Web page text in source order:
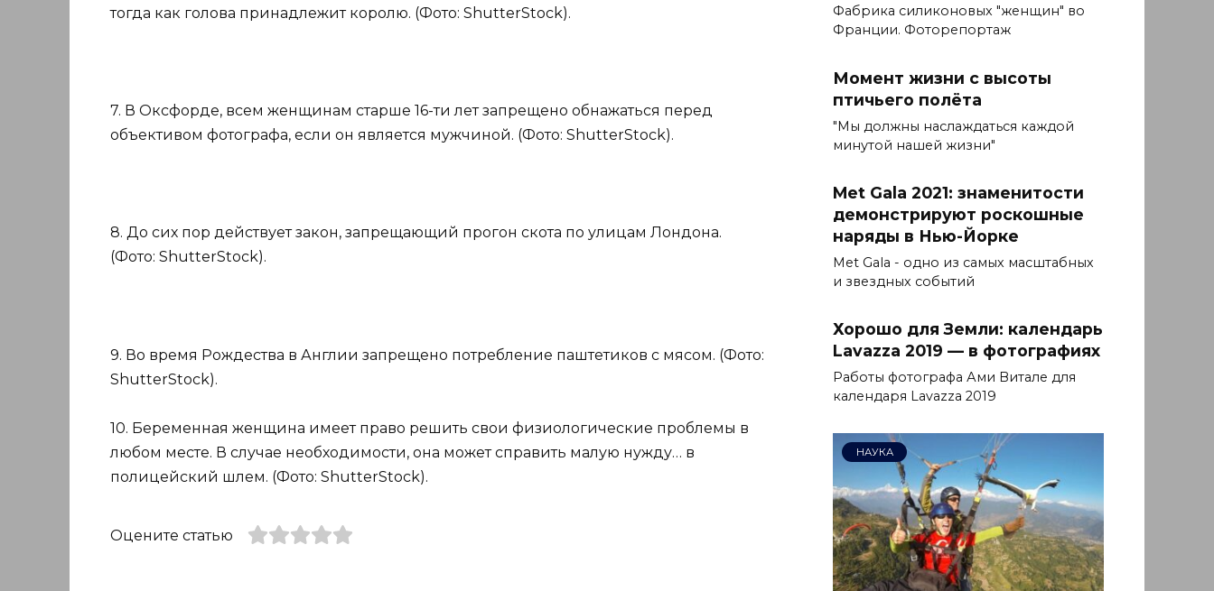
тогда как голова принадлежит королю. (Фото: ShutterStock).
7. В Оксфорде, всем женщинам старше 16-ти лет запрещено обнажаться перед
объективом фотографа, если он является мужчиной. (Фото: ShutterStock).
8. До сих пор действует закон, запрещающий прогон скота по улицам Лондона.
(Фото: ShutterStock).
9. Во время Рождества в Англии запрещено потребление паштетиков с мясом. (Фото:
ShutterStock).
10. Беременная женщина имеет право решить свои физиологические проблемы в
любом месте. В случае необходимости, она может справить малую нужду… в
полицейский шлем. (Фото: ShutterStock).
Оцените статью
Фабрика силиконовых "женщин" во
Франции. Фоторепортаж
Момент жизни с высоты
птичьего полёта
"Мы должны наслаждаться каждой
минутой нашей жизни"
Met Gala 2021: знаменитости
демонстрируют роскошные
наряды в Нью-Йорке
Met Gala - одно из самых масштабных
и звездных событий
Хорошо для Земли: календарь
Lavazza 2019 — в фотографиях
Работы фотографа Ами Витале для
календаря Lavazza 2019
НАУКА